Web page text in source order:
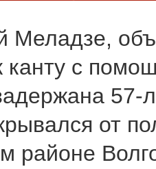
Меладзе,
канту с
57-
от
районе